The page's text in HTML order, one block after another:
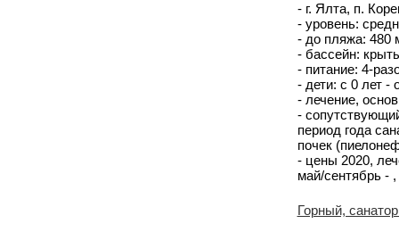
- г. Ялта, п.
- уровень:
- до пляжа: 480
- бассейн:
- питание: 4-
- дети: с 0 лет -
- лечение,
-
период года
почек
- цены 2020,
май/сентябрь -
Горный,